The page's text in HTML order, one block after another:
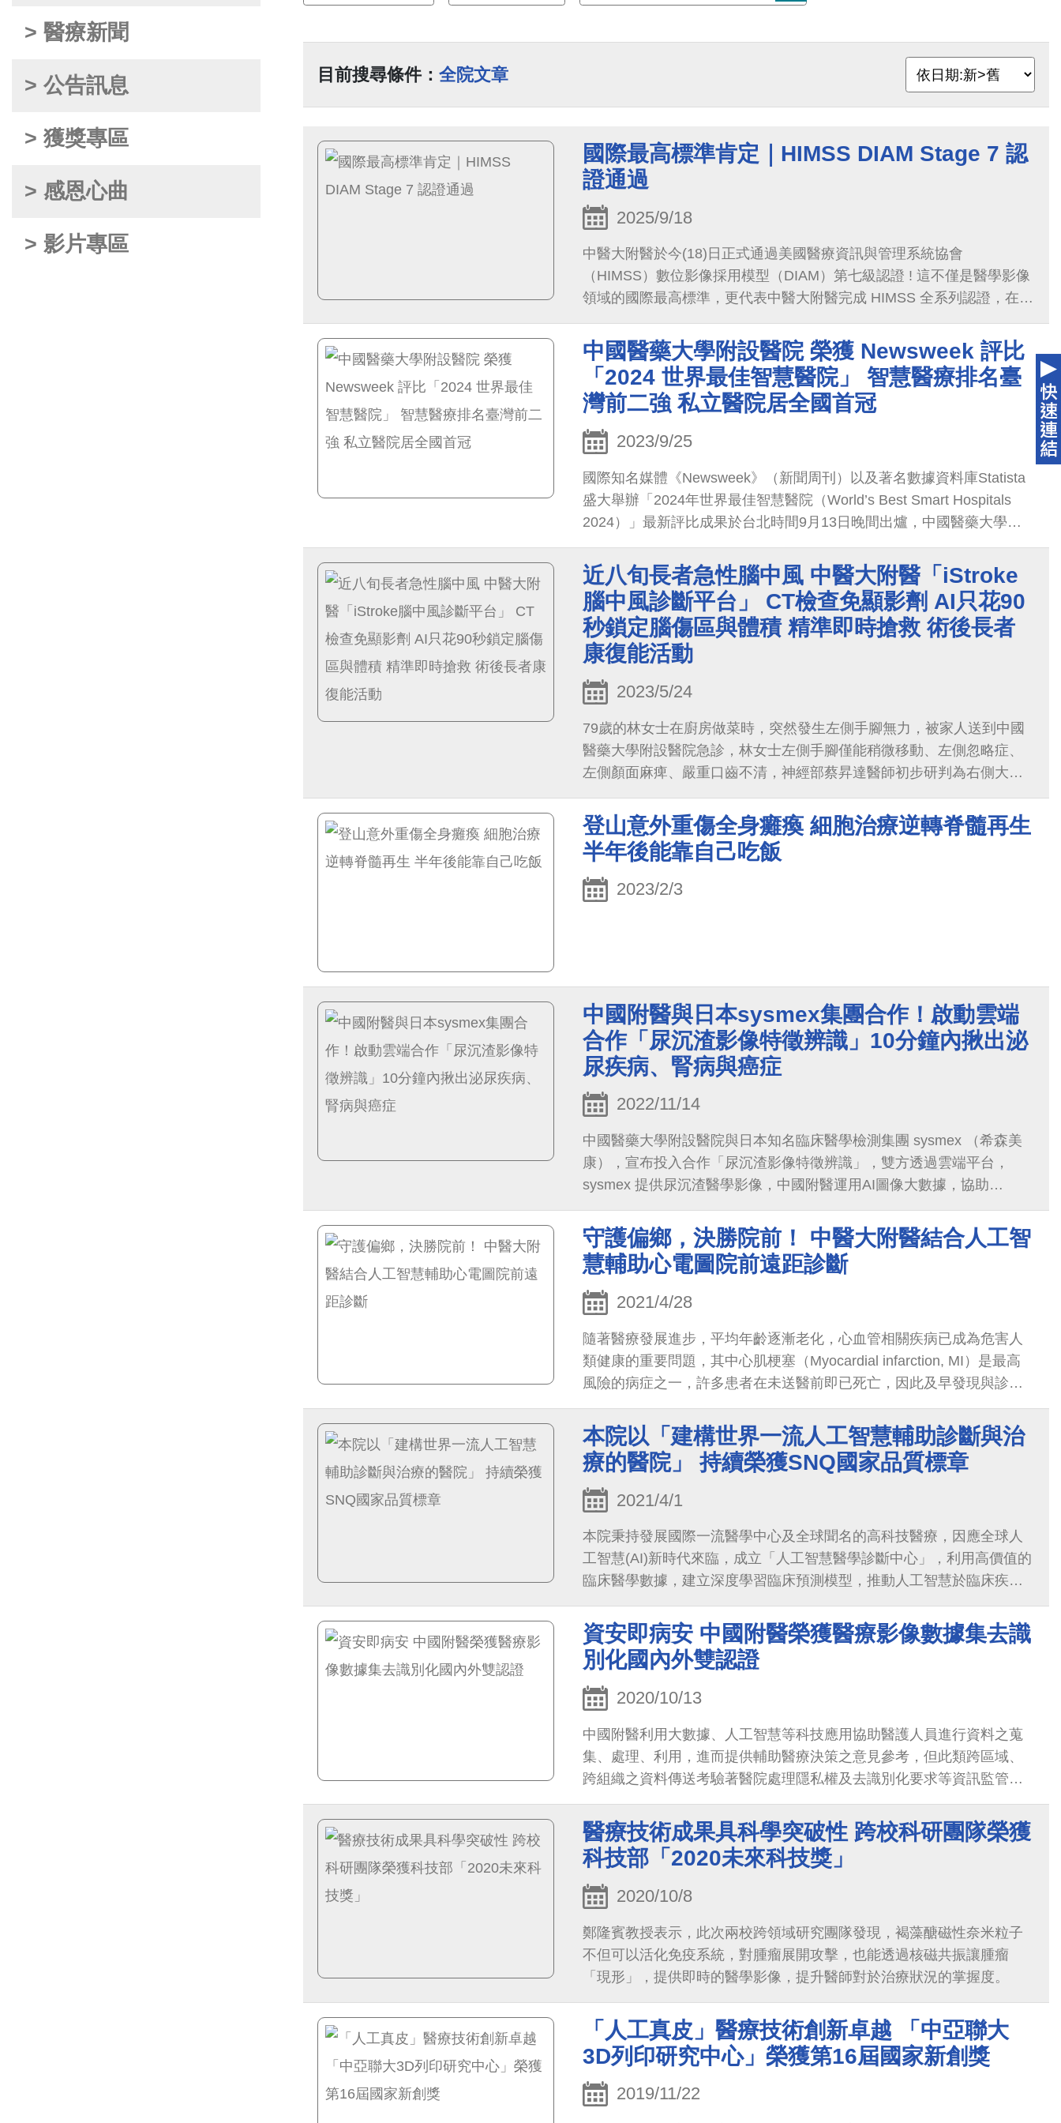
> 醫療新聞
> 公告訊息
> 獲獎專區
> 感恩心曲
> 影片專區
目前搜尋條件： 全院文章
國際最高標準肯定｜HIMSS DIAM Stage 7 認
證通過
2025/9/18
中醫大附醫於今(18)日正式通過美國醫療資訊與管理系統協會
（HIMSS）數位影像採用模型（DIAM）第七級認證 ! 這不僅是醫學影像
領域的國際最高標準，更代表中醫大附醫完成 HIMSS 全系列認證，在智
慧醫療的每個面向都獲得國際級肯定，這一張完整的「滿貫證書」，象
徵我們在 智慧醫療、影像醫學、臨床應用 上皆已達到世界級水準。
中國醫藥大學附設醫院 榮獲 Newsweek 評比
「2024 世界最佳智慧醫院」 智慧醫療排名臺
灣前二強 私立醫院居全國首冠
2023/9/25
國際知名媒體《Newsweek》（新聞周刊）以及著名數據資料庫Statista
盛大舉辦「2024年世界最佳智慧醫院（World’s Best Smart Hospitals
2024）」最新評比成果於台北時間9月13日晚間出爐，中國醫藥大學附
設醫院上榜，獲選全球最佳智慧醫院。這也是今年六月榮獲國際智慧醫
療頂尖大獎:「2023 HIMSS戴維斯卓越獎( HIMSS Davies Award of
Excellence)」之後，中醫大附醫再獲全球醫療專家評選，榮獲世界頂尖
智慧醫院前330強，臺灣名列前二，私立醫院龍頭寶座，位居第一。
近八旬長者急性腦中風 中醫大附醫「iStroke
腦中風診斷平台」 CT檢查免顯影劑 AI只花90
秒鎖定腦傷區與體積 精準即時搶救 術後長者
康復能活動
2023/5/24
79歲的林女士在廚房做菜時，突然發生左側手腳無力，被家人送到中國
醫藥大學附設醫院急診，林女士左側手腳僅能稍微移動、左側忽略症、
左側顏面麻痺、嚴重口齒不清，神經部蔡昇達醫師初步研判為右側大範
積，中醫大附醫專家團隊先以無顯影劑的腦部斷層影像（Non-contrast
CT, NCCT）確認林女士損傷狀況，接著跳開一般傳統途徑：以注射顯影
劑進行腦部灌流掃描（CT perfusion, CTP）來幫助判斷腦中風位置與其
範圍；為避免長者施打顯影劑可能突發的健康風險，以及加速醫師臨床
評估的準確性，中醫大附醫專家團隊隨即啟動人工智慧中心開發的
助醫師判斷其治療成效。
登山意外重傷全身癱瘓 細胞治療逆轉脊髓再生
半年後能靠自己吃飯
2023/2/3
中國附醫與日本sysmex集團合作！啟動雲端
合作「尿沉渣影像特徵辨識」10分鐘內揪出泌
尿疾病、腎病與癌症
2022/11/14
中國醫藥大學附設醫院與日本知名臨床醫學檢測集團 sysmex （希森美
康），宣布投入合作「尿沉渣影像特徵辨識」，雙方透過雲端平台，
sysmex 提供尿沉渣醫學影像，中國附醫運用AI圖像大數據，協助
sysmex醫學集團就其檢體影像上，找出難以辨識的疾病特徵並加以標
記。
守護偏鄉，決勝院前！ 中醫大附醫結合人工智
慧輔助心電圖院前遠距診斷
2021/4/28
隨著醫療發展進步，平均年齡逐漸老化，心血管相關疾病已成為危害人
類健康的重要問題，其中心肌梗塞（Myocardial infarction, MI）是最高
風險的病症之一，許多患者在未送醫前即已死亡，因此及早發現與診斷
心肌梗塞患者是臨床上非常重要的議題。
本院以「建構世界一流人工智慧輔助診斷與治
療的醫院」 持續榮獲SNQ國家品質標章
2021/4/1
本院秉持發展國際一流醫學中心及全球聞名的高科技醫療，因應全球人
工智慧(AI)新時代來臨，成立「人工智慧醫學診斷中心」，利用高價值的
臨床醫學數據，建立深度學習臨床預測模型，推動人工智慧於臨床疾病
之應用，以「建構世界一流人工智慧輔助診斷與治療的醫...
資安即病安 中國附醫榮獲醫療影像數據集去識
別化國內外雙認證
2020/10/13
中國附醫利用大數據、人工智慧等科技應用協助醫護人員進行資料之蒐
集、處理、利用，進而提供輔助醫療決策之意見參考，但此類跨區域、
跨組織之資料傳送考驗著醫院處理隱私權及去識別化要求等資訊監管機
制...
醫療技術成果具科學突破性 跨校科研團隊榮獲
科技部「2020未來科技獎」
2020/10/8
鄭隆賓教授表示，此次兩校跨領域研究團隊發現，褐藻醣磁性奈米粒子
不但可以活化免疫系統，對腫瘤展開攻擊，也能透過核磁共振讓腫瘤
「現形」，提供即時的醫學影像，提升醫師對於治療狀況的掌握度。
「人工真皮」醫療技術創新卓越 「中亞聯大
3D列印研究中心」榮獲第16屆國家新創獎
2019/11/22